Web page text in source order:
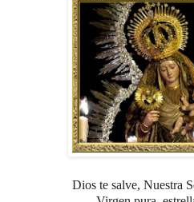
Dios te salve, Nuestra